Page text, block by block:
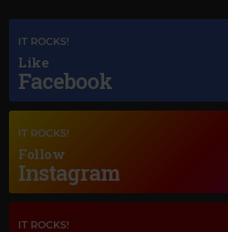
Magic Jazz
FRANK SINATRA–MY WAY
IT ROCKS!
Like
Facebook
IT ROCKS!
Follow
Instagram
IT ROCKS!